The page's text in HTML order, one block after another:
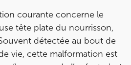
courante concerne le
tête plate du nourrisson,
détectée au bout de
vie, cette malformation est